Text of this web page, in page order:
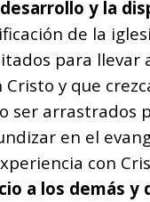
y la
de la
para llevar
y que
ser arrastrados
en el
con
a los demás y